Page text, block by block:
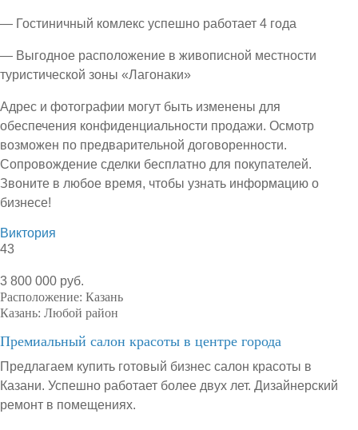
— Гостиничный комлекс успешно работает 4 года
— Выгодное расположение в живописной местности
туристической зоны «Лагонаки»
Адрес и фотографии могут быть изменены для
обеспечения конфиденциальности продажи. Осмотр
возможен по предварительной договоренности.
Сопровождение сделки бесплатно для покупателей.
Звоните в любое время, чтобы узнать информацию о
бизнесе!
Виктория
43
3 800 000 руб.
Расположение: Казань
Казань: Любой район
Премиальный салон красоты в центре города
Предлагаем купить готовый бизнес салон красоты в
Казани. Успешно работает более двух лет. Дизайнерский
ремонт в помещениях.